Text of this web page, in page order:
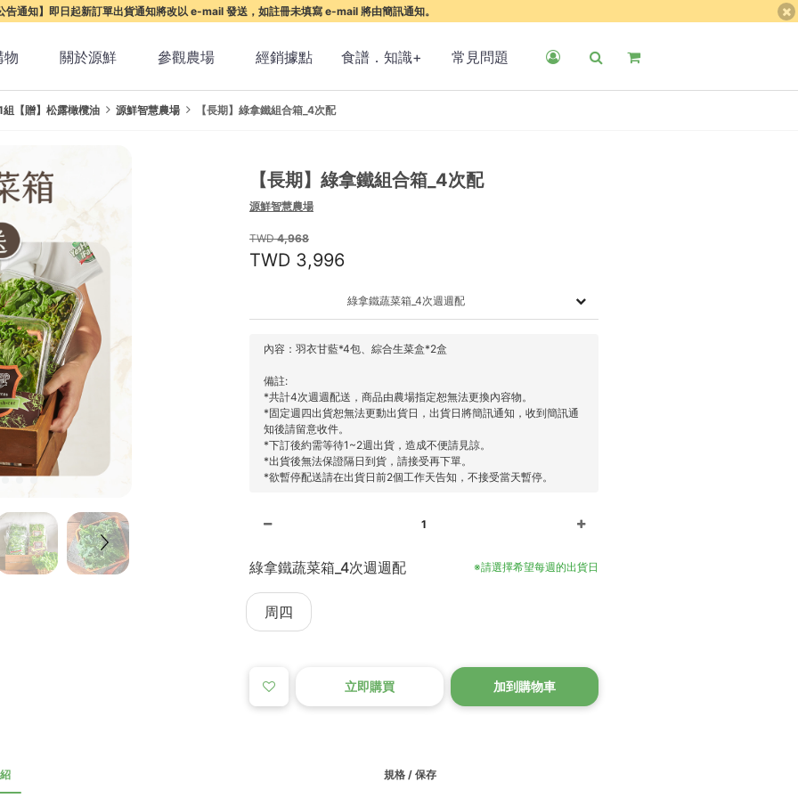
告通知】即日起新訂單出貨通知將改以 e-mail 發送，如註冊未填寫 e-mail 將由簡訊通知。
物 關於源鮮 參觀農場 經銷據點 食譜．知識+ 常見問題
【贈】松露橄欖油 源鮮智慧農場 【長期】綠拿鐵組合箱_4次配
【長期】綠拿鐵組合箱_4次配
源鮮智慧農場
4,968
3,996
綠拿鐵蔬菜箱_4次週週配
內容：羽衣甘藍*4包、綜合生菜盒*2盒
備註:
*共計4次週週配送，商品由農場指定恕無法更換內容物。
*固定週四出貨恕無法更動出貨日，出貨日將簡訊通知，收到簡訊通
知後請留意收件。
*下訂後約需等待1~2週出貨，造成不便請見諒。
*出貨後無法保證隔日到貨，請接受再下單。
*欲暫停配送請在出貨日前2個工作天告知，不接受當天暫停。
1
綠拿鐵蔬菜箱_4次週週配 ※請選擇希望每週的出貨日
周四
立即購買 加到購物車
規格 / 保存